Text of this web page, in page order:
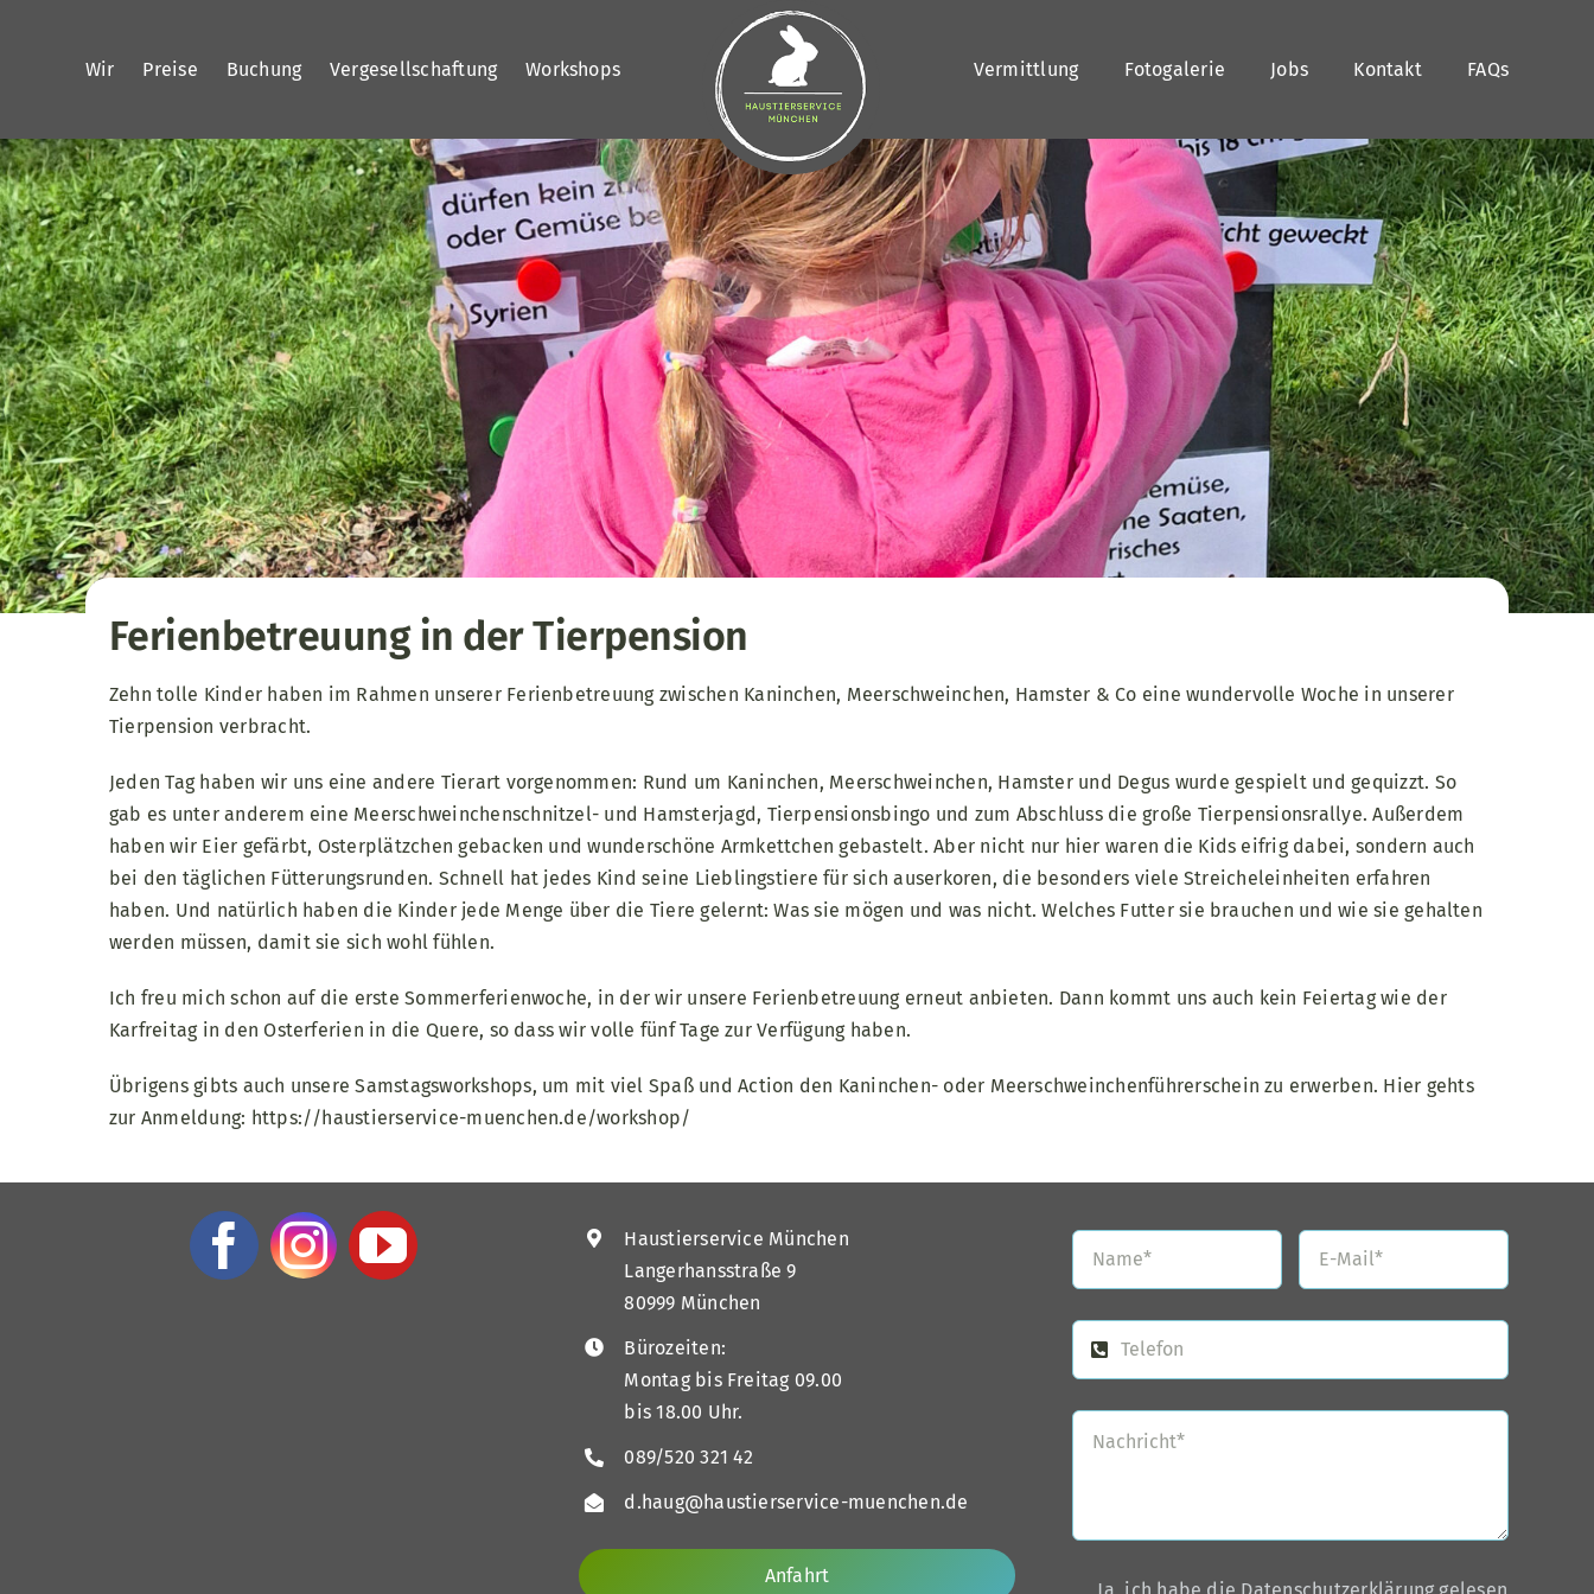
Wir Preise Buchung Vergesellschaftung Workshops Vermittlung Fotogalerie Jobs Kontakt FAQs
Ferienbetreuung in der Tierpension
Zehn tolle Kinder haben im Rahmen unserer Ferienbetreuung zwischen Kaninchen, Meerschweinchen, Hamster & Co eine wundervolle Woche in unserer
Tierpension verbracht.
Jeden Tag haben wir uns eine andere Tierart vorgenommen: Rund um Kaninchen, Meerschweinchen, Hamster und Degus wurde gespielt und gequizzt. So
gab es unter anderem eine Meerschweinchenschnitzel- und Hamsterjagd, Tierpensionsbingo und zum Abschluss die große Tierpensionsrallye. Außerdem
haben wir Eier gefärbt, Osterplätzchen gebacken und wunderschöne Armkettchen gebastelt. Aber nicht nur hier waren die Kids eifrig dabei, sondern auch
bei den täglichen Fütterungsrunden. Schnell hat jedes Kind seine Lieblingstiere für sich auserkoren, die besonders viele Streicheleinheiten erfahren
haben. Und natürlich haben die Kinder jede Menge über die Tiere gelernt: Was sie mögen und was nicht. Welches Futter sie brauchen und wie sie gehalten
werden müssen, damit sie sich wohl fühlen.
Ich freu mich schon auf die erste Sommerferienwoche, in der wir unsere Ferienbetreuung erneut anbieten. Dann kommt uns auch kein Feiertag wie der
Karfreitag in den Osterferien in die Quere, so dass wir volle fünf Tage zur Verfügung haben.
Übrigens gibts auch unsere Samstagsworkshops, um mit viel Spaß und Action den Kaninchen- oder Meerschweinchenführerschein zu erwerben. Hier gehts
zur Anmeldung: https://haustierservice-muenchen.de/workshop/
Haustierservice München
Langerhansstraße 9
80999 München
Bürozeiten:
Montag bis Freitag 09.00
bis 18.00 Uhr.
089/520 321 42
d.haug@haustierservice-muenchen.de
Anfahrt
Ja, ich habe die Datenschutzerklärung gelesen